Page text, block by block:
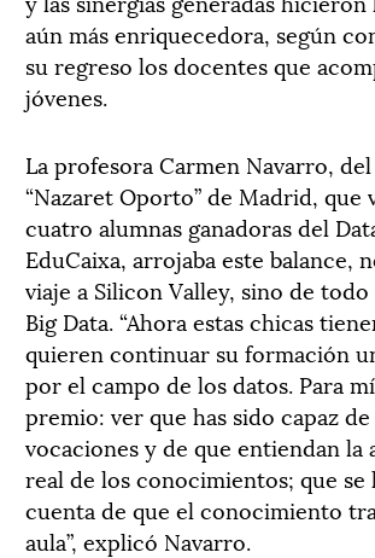
aún más enriquecedora, según
su regreso los docentes que
jóvenes.
La profesora Carmen Navarro,
“Nazaret Oporto” de Madrid, que
cuatro alumnas ganadoras del
EduCaixa, arrojaba este balance,
viaje a Silicon Valley, sino de
Big Data. “Ahora estas chicas
quieren continuar su formación
por el campo de los datos. Para
premio: ver que has sido capaz
vocaciones y de que entiendan la
real de los conocimientos; que se
cuenta de que el conocimiento
aula”, explicó Navarro.